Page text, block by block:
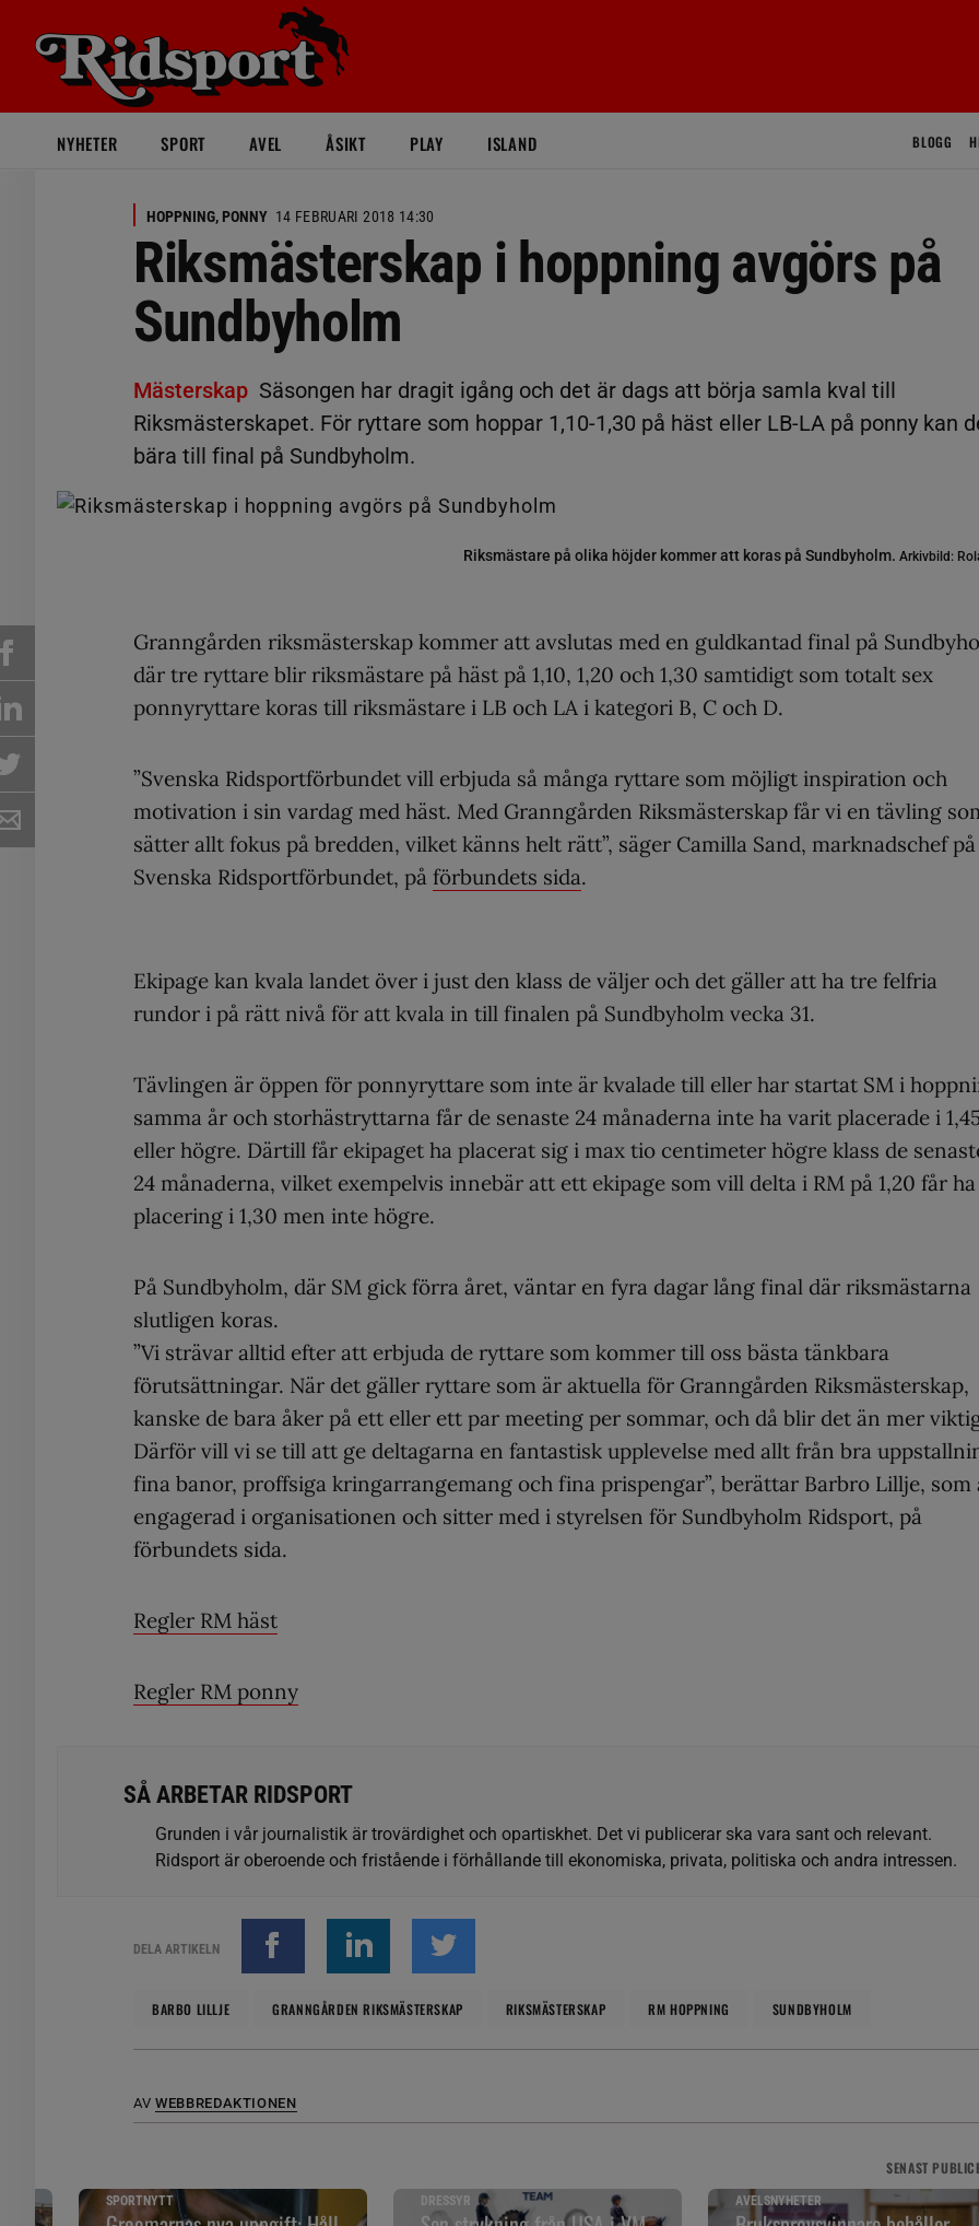
NYHETER SPORT AVEL ÅSIKT PLAY ISLAND BLOGG
HOPPNING, PONNY 14 FEBRUARI 2018 14:30
Riksmästerskap i hoppning avgörs på
Sundbyholm
Mästerskap Säsongen har dragit igång och det är dags att börja samla kval till
Riksmästerskapet. För ryttare som hoppar 1,10-1,30 på häst eller LB-LA på ponny kan
bära till final på Sundbyholm.
Riksmästare på olika höjder kommer att koras på Sundbyholm.Arkivbild:
Granngården riksmästerskap kommer att avslutas med en guldkantad final på
där tre ryttare blir riksmästare på häst på 1,10, 1,20 och 1,30 samtidigt som totalt sex
ponnyryttare koras till riksmästare i LB och LA i kategori B, C och D.
”Svenska Ridsportförbundet vill erbjuda så många ryttare som möjligt inspiration och
motivation i sin vardag med häst. Med Granngården Riksmästerskap får vi en tävling
sätter allt fokus på bredden, vilket känns helt rätt”, säger Camilla Sand, marknadschef på
Svenska Ridsportförbundet, på förbundets sida.
Ekipage kan kvala landet över i just den klass de väljer och det gäller att ha tre felfria
rundor i på rätt nivå för att kvala in till finalen på Sundbyholm vecka 31.
Tävlingen är öppen för ponnyryttare som inte är kvalade till eller har startat SM i
samma år och storhästryttarna får de senaste 24 månaderna inte ha varit placerade i
eller högre. Därtill får ekipaget ha placerat sig i max tio centimeter högre klass de
24 månaderna, vilket exempelvis innebär att ett ekipage som vill delta i RM på 1,20 får ha
placering i 1,30 men inte högre.
På Sundbyholm, där SM gick förra året, väntar en fyra dagar lång final där riksmästarna
slutligen koras.
”Vi strävar alltid efter att erbjuda de ryttare som kommer till oss bästa tänkbara
förutsättningar. När det gäller ryttare som är aktuella för Granngården Riksmästerskap,
kanske de bara åker på ett eller ett par meeting per sommar, och då blir det än mer
Därför vill vi se till att ge deltagarna en fantastisk upplevelse med allt från bra
fina banor, proffsiga kringarrangemang och fina prispengar”, berättar Barbro Lillje, som
engagerad i organisationen och sitter med i styrelsen för Sundbyholm Ridsport, på
förbundets sida.
Regler RM häst
Regler RM ponny
SÅ ARBETAR RIDSPORT
Grunden i vår journalistik är trovärdighet och opartiskhet. Det vi publicerar ska vara sant och relevant.
Ridsport är oberoende och fristående i förhållande till ekonomiska, privata, politiska och andra intressen.
DELA ARTIKELN
BARBO LILLJE GRANNGÅRDEN RIKSMÄSTERSKAP RIKSMÄSTERSKAP RM HOPPNING SUNDBYHOLM
AV WEBBREDAKTIONEN
SENAST
SPORTNYTT DRESSYR AVELSNYHETER